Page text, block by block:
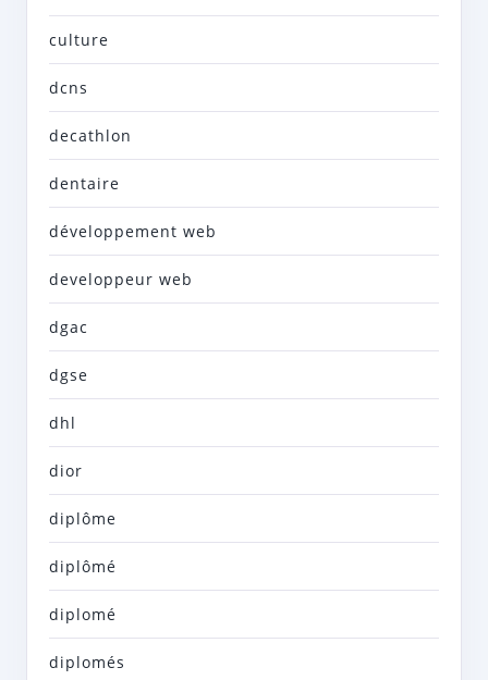
culture
dcns
decathlon
dentaire
développement web
developpeur web
dgac
dgse
dhl
dior
diplôme
diplômé
diplomé
diplomés